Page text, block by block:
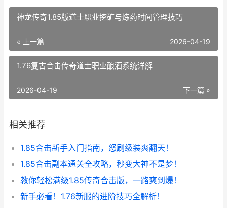
神龙传奇1.85版道士职业挖矿与炼药时间管理技巧
« 上一篇 2026-04-19
1.76复古合击传奇道士职业酿酒系统详解
下一篇 »
2026-04-19
相关推荐
1.85合击新手入门指南，怒刷级装爽翻天！
1.85合击副本通关全攻略，秒变大神不是梦！
教你轻松满级1.85传奇合击版，一路爽到爆！
新手必看！1.76新服的进阶技巧全解析！